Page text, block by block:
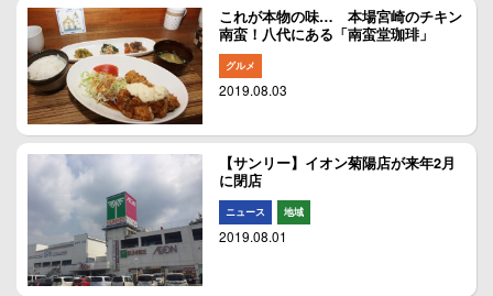
これが本物の味… 本場宮崎のチキン
南蛮！八代にある「南蛮堂珈琲」
グルメ
2019.08.03
【サンリー】イオン菊陽店が来年2月
に閉店
ニュース 地域
2019.08.01